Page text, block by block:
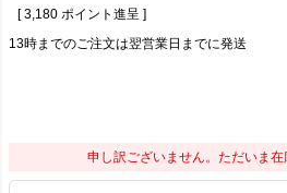
[ 3,180 ポイント進呈 ]
13時までのご注文は翌営業日までに発送
申し訳ございません。ただいま在